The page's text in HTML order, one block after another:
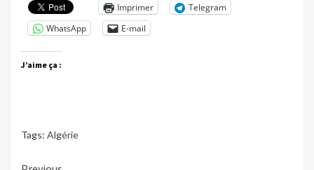
Imprimer
Telegram
WhatsApp
E-mail
J’aime ça :
Tags: Algérie